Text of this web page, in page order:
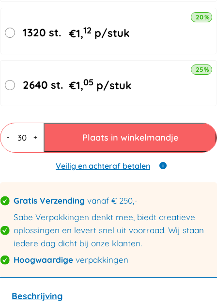
1320 st. €1,12 p/stuk
20%
2640 st. €1,05 p/stuk
25%
-
Vouwdozen
3
mm
+ Plaats in winkelmandje
Veilig en achteraf betalen
Gratis Verzending vanaf € 250,-
Sabe Verpakkingen denkt mee, biedt creatieve
oplossingen en levert snel uit voorraad. Wij staan
iedere dag dicht bij onze klanten.
Hoogwaardige verpakkingen
Beschrijving